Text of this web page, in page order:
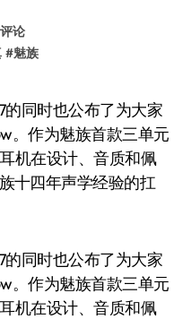
论
#魅族
。作为魅族首款三单元
机在设计、音质和佩
十四年声学经验的扛
的同时也公布了为大家
。作为魅族首款三单元
机在设计、音质和佩